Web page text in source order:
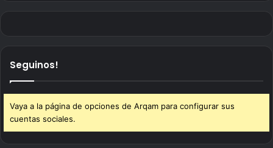
Seguinos!
Vaya a la página de opciones de Arqam para configurar sus
cuentas sociales.